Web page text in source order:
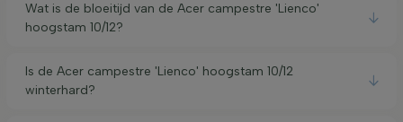
Wat is de bloeitijd van de Acer campestre 'Lienco'
hoogstam 10/12?
Is de Acer campestre 'Lienco' hoogstam 10/12
winterhard?